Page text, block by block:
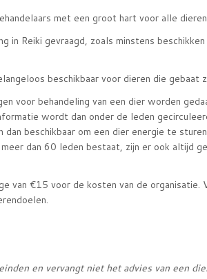
met een groot hart voor alle
in Reiki gevraagd, zoals minstens
beschikbaar voor dieren die gebaat
voor behandeling van een dier worden
wordt dan onder de leden
beschikbaar om een dier energie te
dan 60 leden bestaat, zijn er ook altijd
van €15 voor de kosten van de
en vervangt niet het advies van een